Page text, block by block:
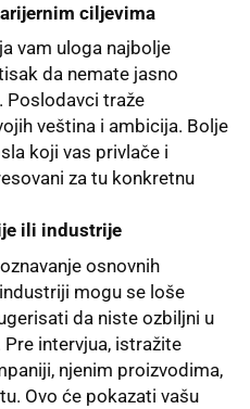
ciljevima
vam uloga najbolje
da nemate jasno
Poslodavci traže
veština i ambicija. Bolje
koji vas privlače i
za tu konkretnu
ili industrije
osnovnih
mogu se loše
da niste ozbiljni u
intervjua, istražite
njenim proizvodima,
Ovo će pokazati vašu